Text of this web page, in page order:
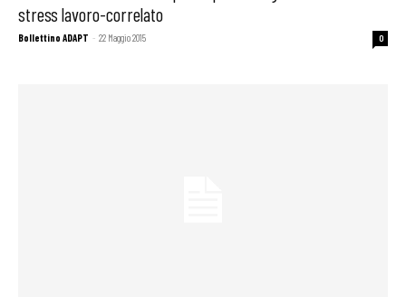
stress lavoro-correlato
Bollettino ADAPT - 22 Maggio 2015 0